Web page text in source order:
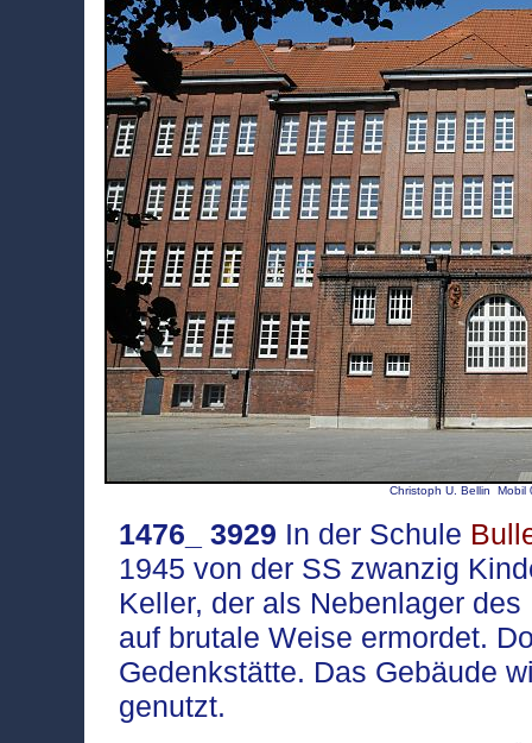
Christoph U. Bellin
1476_ 3929 In der Schule
1945 von der SS zwanzig
Keller, der als Nebenlager
auf brutale Weise ermordet.
Gedenkstätte. Das Gebäude
genutzt.